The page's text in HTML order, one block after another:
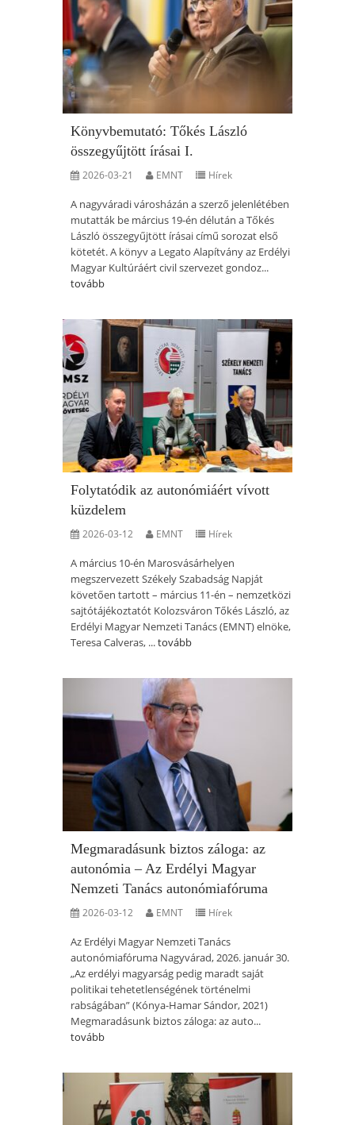
Könyvbemutató: Tőkés László
összegyűjtött írásai I.
2026-03-21 EMNT Hírek
A nagyváradi városházán a szerző jelenlétében
mutatták be március 19-én délután a Tőkés
László összegyűjtött írásai című sorozat első
kötetét. A könyv a Legato Alapítvány az Erdélyi
Magyar Kultúráért civil szervezet gondoz...
tovább
Folytatódik az autonómiáért vívott
küzdelem
2026-03-12 EMNT Hírek
A március 10-én Marosvásárhelyen
megszervezett Székely Szabadság Napját
követően tartott – március 11-én – nemzetközi
sajtótájékoztatót Kolozsváron Tőkés László, az
Erdélyi Magyar Nemzeti Tanács (EMNT) elnöke,
Teresa Calveras, ...tovább
Megmaradásunk biztos záloga: az
autonómia – Az Erdélyi Magyar
Nemzeti Tanács autonómiafóruma
2026-03-12 EMNT Hírek
Az Erdélyi Magyar Nemzeti Tanács
autonómiafóruma Nagyvárad, 2026. január 30.
„Az erdélyi magyarság pedig maradt saját
politikai tehetetlenségének történelmi
rabságában” (Kónya-Hamar Sándor, 2021)
Megmaradásunk biztos záloga: az auto...
tovább